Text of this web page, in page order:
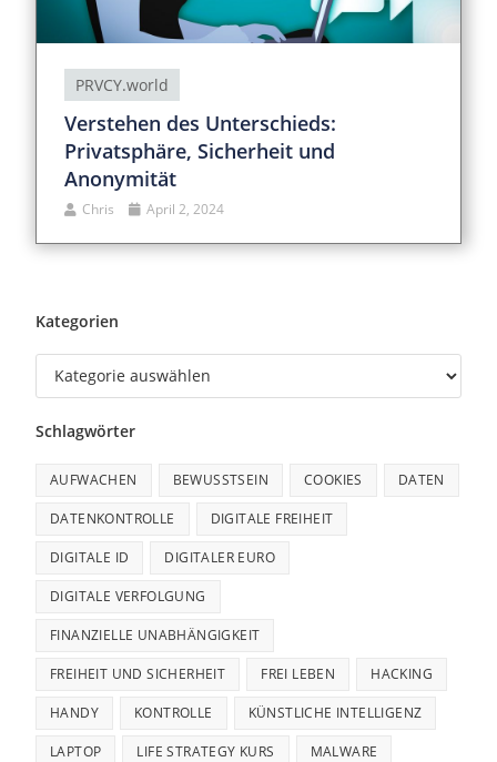
PRVCY.world
Verstehen des Unterschieds:
Privatsphäre, Sicherheit und
Anonymität
Chris April 2, 2024
Kategorien
Schlagwörter
AUFWACHEN BEWUSSTSEIN COOKIES DATEN
DATENKONTROLLE DIGITALE FREIHEIT
DIGITALE ID DIGITALER EURO
DIGITALE VERFOLGUNG
FINANZIELLE UNABHÄNGIGKEIT
FREIHEIT UND SICHERHEIT FREI LEBEN HACKING
HANDY KONTROLLE KÜNSTLICHE INTELLIGENZ
LAPTOP LIFE STRATEGY KURS MALWARE